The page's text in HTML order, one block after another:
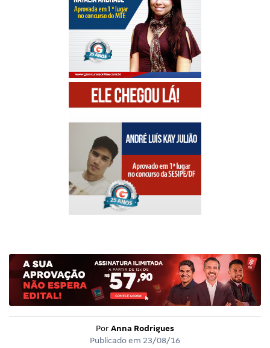
Por Anna Rodrigues
Publicado em 23/08/16